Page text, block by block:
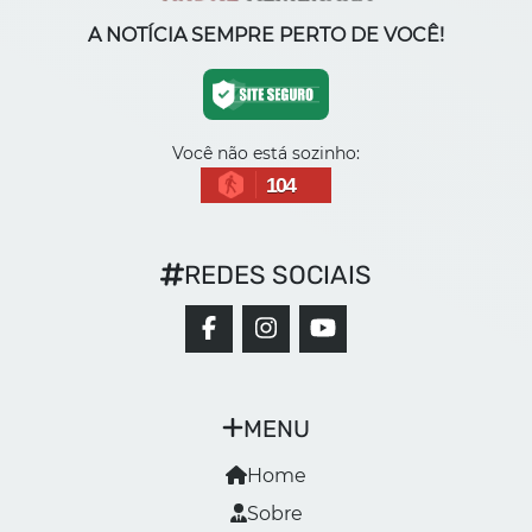
A NOTÍCIA SEMPRE PERTO DE VOCÊ!
Você não está sozinho:
104
MENU
Home
Sobre
REDES SOCIAIS